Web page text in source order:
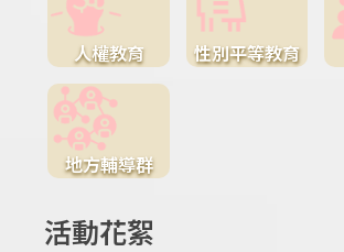
人權教育 性別平等教育
地方輔導群
活動花絮